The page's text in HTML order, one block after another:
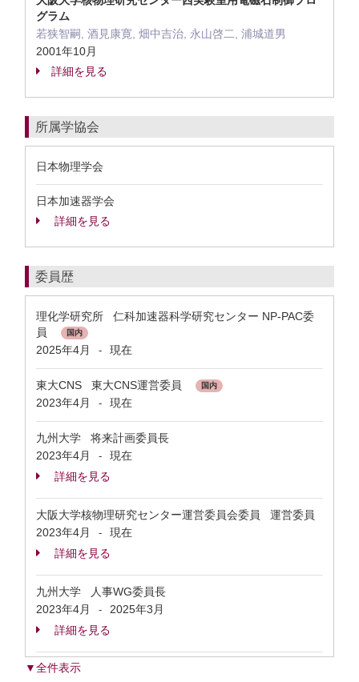
グラム
若狭智嗣, 酒見康寛, 畑中吉治, 永山啓二, 浦城道男
2001年10月
詳細を見る
所属学協会
日本物理学会
日本加速器学会
詳細を見る
委員歴
理化学研究所 仁科加速器科学研究センター NP-PAC委
員
国内
2025年4月 - 現在
東大CNS 東大CNS運営委員 国内
2023年4月 - 現在
九州大学 将来計画委員長
2023年4月
-
現在
詳細を見る
大阪大学核物理研究センター運営委員会委員 運営委員
2023年4月
-
現在
詳細を見る
九州大学 人事WG委員長
2023年4月
-
2025年3月
詳細を見る
▼全件表示